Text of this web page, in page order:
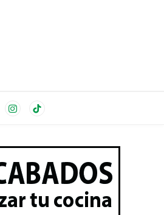
InstagramTikTok